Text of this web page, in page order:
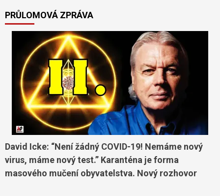
PRŮLOMOVÁ ZPRÁVA
David Icke: “Není žádný COVID-19! Nemáme nový
virus, máme nový test.” Karanténa je forma
masového mučení obyvatelstva. Nový rozhovor